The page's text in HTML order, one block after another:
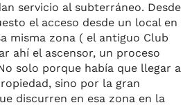
servicio al subterráneo. Desde
el acceso desde un local en
misma zona ( el antiguo Club
ahí el ascensor, un proceso
solo porque había que llegar a
sino por la gran
discurren en esa zona en la